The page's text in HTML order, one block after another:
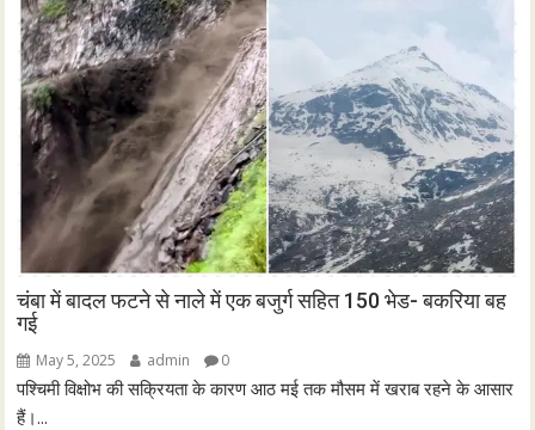
चंबा में बादल फटने से नाले में एक बजुर्ग सहित 150 भेड- बकरिया बह
गई
May 5, 2025 admin 0
पश्चिमी विक्षोभ की सक्रियता के कारण आठ मई तक मौसम में खराब रहने के आसार
हैं।...